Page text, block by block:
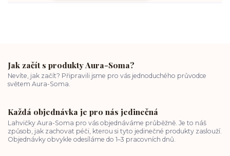
Jak začít s produkty Aura-Soma?
Nevíte, jak začít? Připravili jsme pro vás jednoduchého průvodce
světem Aura-Soma.
Každá objednávka je pro nás jedinečná
Lahvičky Aura-Soma pro vás objednáváme průběžně. Je to náš
způsob, jak zachovat péči, kterou si tyto jedinečné produkty zaslouží.
Objednávky obvykle odesíláme do 1–3 pracovních dnů.